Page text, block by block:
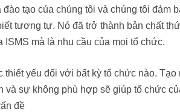
tạo của chúng tôi và chúng tôi đảm
tương tự. Nó đã trở thành bản chất
ISMS mà là nhu cầu của mọi tổ chức.
yếu đối với bất kỳ tổ chức nào. Tạo
sự không phù hợp sẽ giúp tổ chức
đề